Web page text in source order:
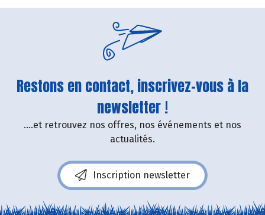
Restons en contact, inscrivez-vous à la
newsletter !
....et retrouvez nos offres, nos événements et nos
actualités.
Inscription newsletter